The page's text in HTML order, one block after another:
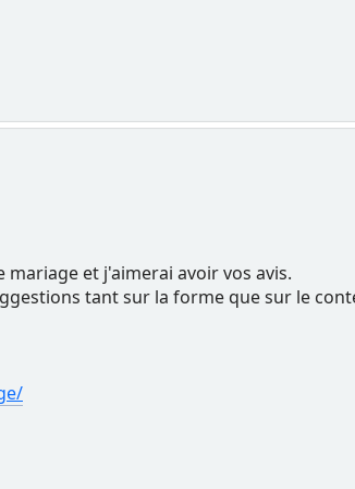
et j'aimerai avoir vos avis.
tant sur la forme que sur le